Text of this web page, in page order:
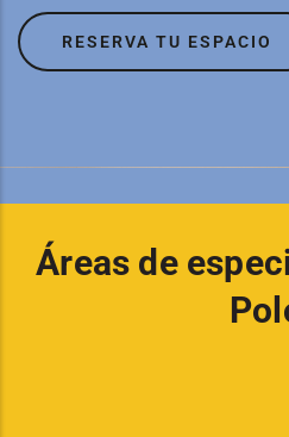
RESERVA TU ESPACIO
Áreas de